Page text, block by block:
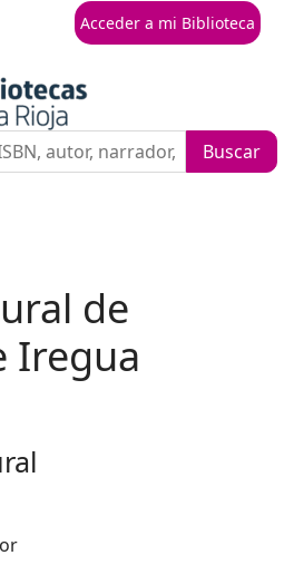
Acceder a mi Biblioteca
de
Iregua